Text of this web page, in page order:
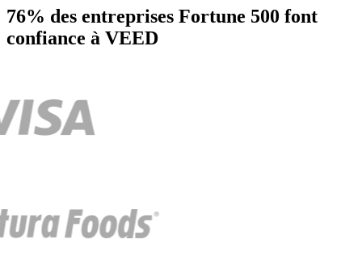
76% des entreprises Fortune 500 font
confiance à VEED